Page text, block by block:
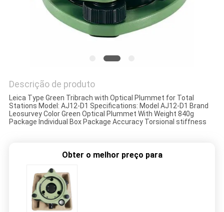
PRIVACY
Descrição de produto
Leica Type Green Tribrach with Optical Plummet for Total
Stations Model: AJ12-D1 Specifications: Model AJ12-D1 Brand
Leosurvey Color Green Optical Plummet With Weight 840g
Package Individual Box Package Accuracy Torsional stiffness
Obter o melhor preço para